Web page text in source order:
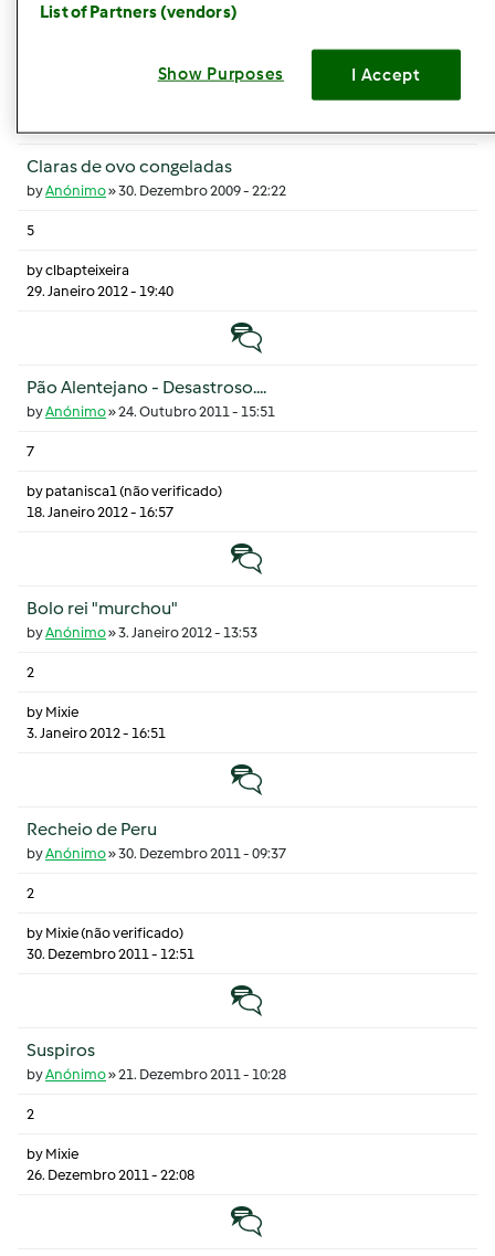
4. Fevereiro 2012 - 17:12
Claras de ovo congeladas
byAnónimo»30. Dezembro 2009 - 22:22
5
byclbapteixeira
29. Janeiro 2012 - 19:40
Tópico normal
Pão Alentejano - Desastroso....
byAnónimo»24. Outubro 2011 - 15:51
7
by patanisca1 (não verificado)
18. Janeiro 2012 - 16:57
Tópico normal
Bolo rei "murchou"
byAnónimo»3. Janeiro 2012 - 13:53
2
by Mixie
3. Janeiro 2012 - 16:51
Tópico normal
Recheio de Peru
byAnónimo»30. Dezembro 2011 - 09:37
2
by Mixie (não verificado)
30. Dezembro 2011 - 12:51
Tópico normal
Suspiros
byAnónimo»21. Dezembro 2011 - 10:28
2
by Mixie
26. Dezembro 2011 - 22:08
Tópico normal
List of Partners (vendors)
Show Purposes I Accept